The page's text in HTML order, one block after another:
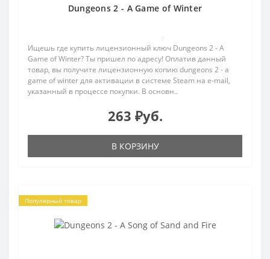
Dungeons 2 - A Game of Winter
Ищешь где купить лицензионный ключ Dungeons 2 - A
Game of Winter? Ты пришел по адресу! Оплатив данный
товар, вы получите лицензионную копию dungeons 2 - a
game of winter для активации в системе Steam на e-mail,
указанный в процессе покупки. В основн..
263 ₽уб.
В КОРЗИНУ
Популярный товар